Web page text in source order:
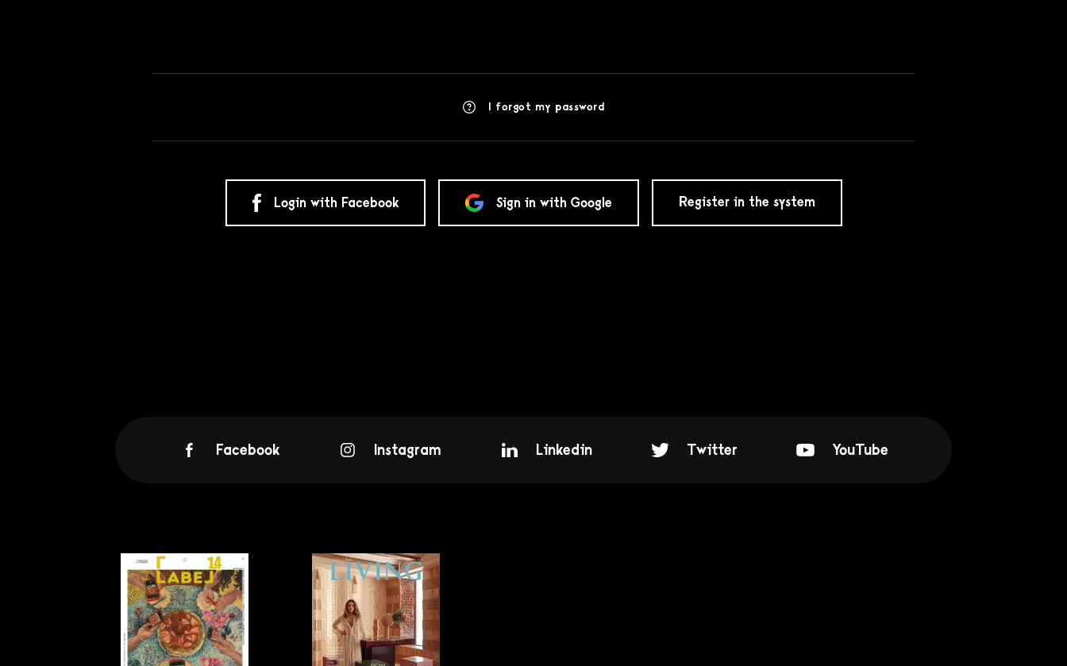
I forgot my password
Login with Facebook Sign in with Google Register in the system
Facebook Instagram Linkedin Twitter YouTube